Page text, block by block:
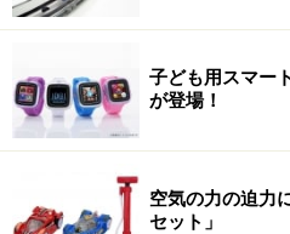
子ども用スマー
が登場！
空気の力の迫力
セット」